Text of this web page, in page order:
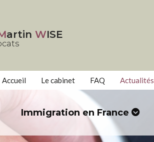
artin WISE
Accueil Le cabinet FAQ Actualités
Immigration en France